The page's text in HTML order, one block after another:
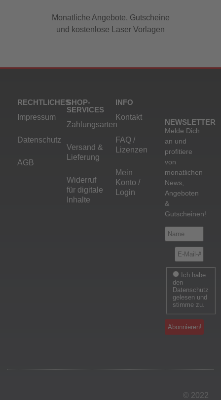
Monatliche Angebote, Gutscheine
und kostenlose Laser Vorlagen
RECHTLICHES
Impressum
Datenschutz
AGB
SHOP-
SERVICES
Zahlungsarten
Versand &
Lieferung
Widerruf
für digitale
Inhalte
INFO
Kontakt
FAQ /
Lizenzen
Mein
Konto /
Login
NEWSLETTER
Melde Dich
an und
profitiere
von
monatlichen
News,
Angeboten
&
Gutscheinen!
den
Datenschutz
gelesen und
stimme zu.
© 2022